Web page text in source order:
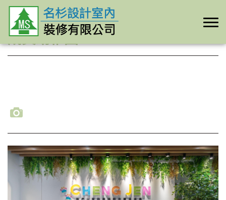
成真幼稚園